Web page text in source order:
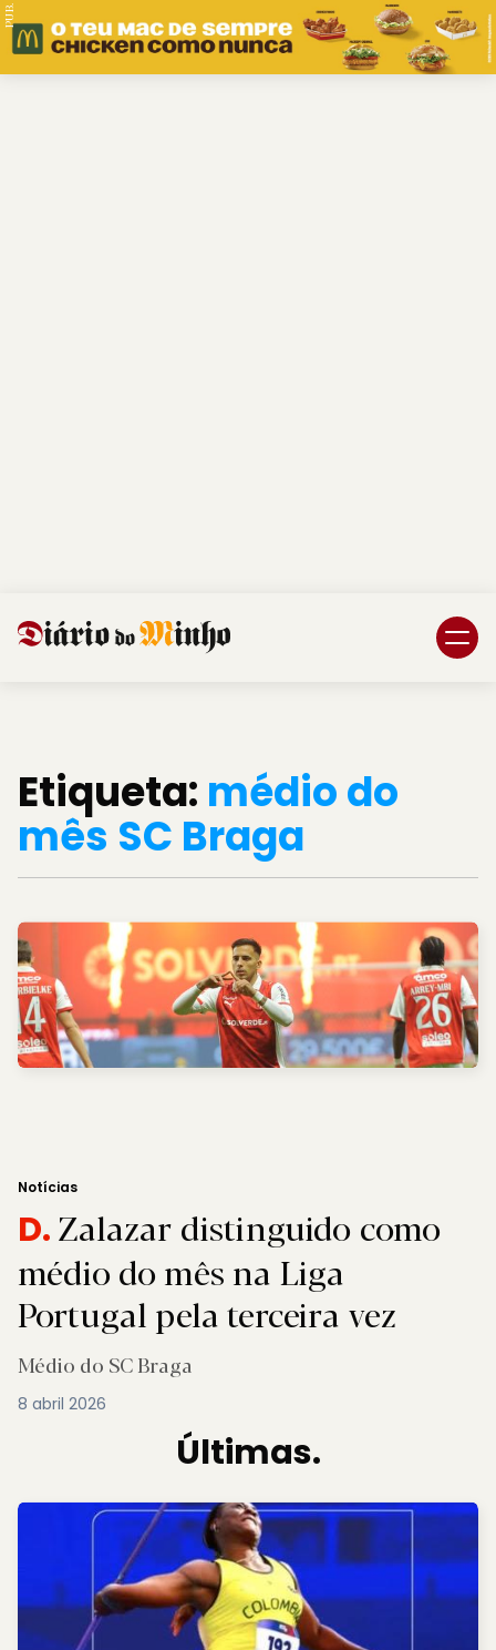
PUB.
Etiqueta: médio do
mês SC Braga
Notícias
D.Zalazar distinguido como
médio do mês na Liga
Portugal pela terceira vez
Médio do SC Braga
8 abril 2026
Últimas.